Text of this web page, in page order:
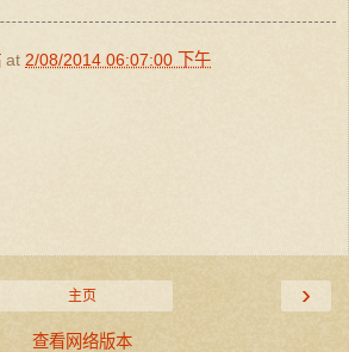
at 2/08/2014 06:07:00 下午
›
主页
查看网络版本